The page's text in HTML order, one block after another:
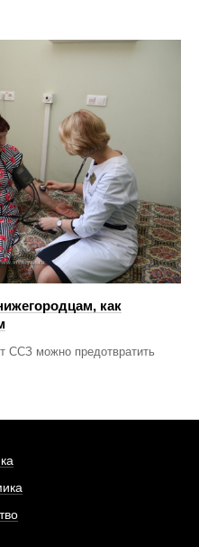
как
ССЗ можно предотвратить